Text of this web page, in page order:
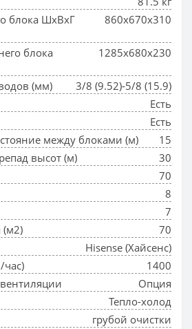
блока ШхВхГ
860x670x310
блока
1285x680x230
(мм)
3/8 (9.52)-5/8 (15.9)
Есть
Есть
между блоками (м)
15
высот (м)
30
70
8
7
(м2)
70
Hisense (Хайсенс)
час)
1400
Опция
Тепло-холод
грубой очистки